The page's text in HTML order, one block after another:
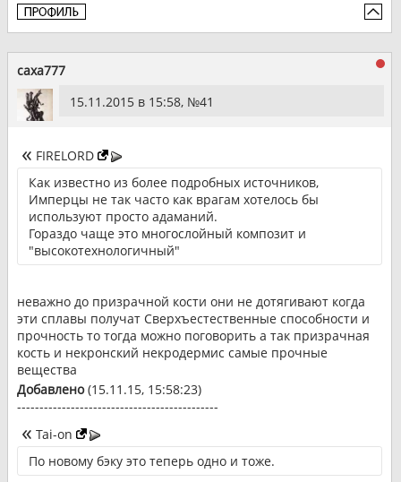
caxa777
15.11.2015 в 15:58, №41
FIRELORD
Как известно из более подробных источников,
Имперцы не так часто как врагам хотелось бы
используют просто адаманий.
Гораздо чаще это многослойный композит и
"высокотехнологичный"
неважно до призрачной кости они не дотягивают когда
эти сплавы получат Сверхъестественные способности и
прочность то тогда можно поговорить а так призрачная
кость и некронский некродермис самые прочные
вещества
Добавлено(15.11.15, 15:58:23)
---------------------------------------------
Tai-on
По новому бэку это теперь одно и тоже.